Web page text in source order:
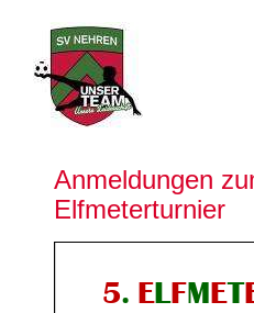
springen
Anmeldungen
Elfmeterturnier